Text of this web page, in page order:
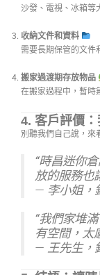
沙發、電視、冰箱等
收納文件和資料
需要長期保管的文件
搬家過渡期存放物品
在搬家過程中，暫時
4. 客戶評價：
別聽我們自己說，來
“時昌迷你
放的服務也
— 李小姐，
“我們家堆
有空間，太
— 王先生，